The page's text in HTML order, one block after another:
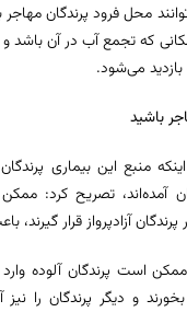
محل فرود پرندگان مهاجر
که تجمع آب در آن باشد و
می‌شود.
باشید
اینکه منبع این بیماری
آمده‌اند، تصریح کرد:
پرندگان آزادپرواز قرار
است پرندگان آلوده
و دیگر پرندگان را